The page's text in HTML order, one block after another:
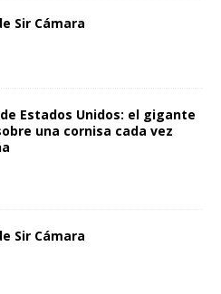
Sir Cámara
Estados Unidos: el gigante
una cornisa cada vez
Sir Cámara